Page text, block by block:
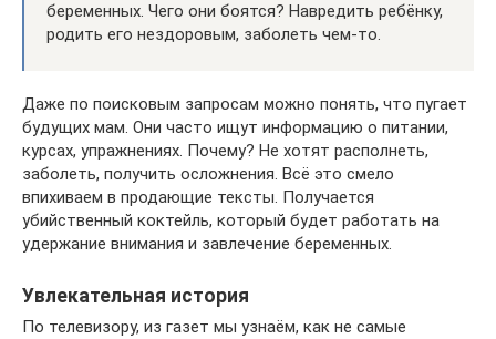
беременных. Чего они боятся? Навредить ребёнку,
родить его нездоровым, заболеть чем-то.
Даже по поисковым запросам можно понять, что пугает
будущих мам. Они часто ищут информацию о питании,
курсах, упражнениях. Почему? Не хотят располнеть,
заболеть, получить осложнения. Всё это смело
впихиваем в продающие тексты. Получается
убийственный коктейль, который будет работать на
удержание внимания и завлечение беременных.
Увлекательная история
По телевизору, из газет мы узнаём, как не самые